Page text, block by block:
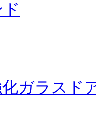
ガラスド